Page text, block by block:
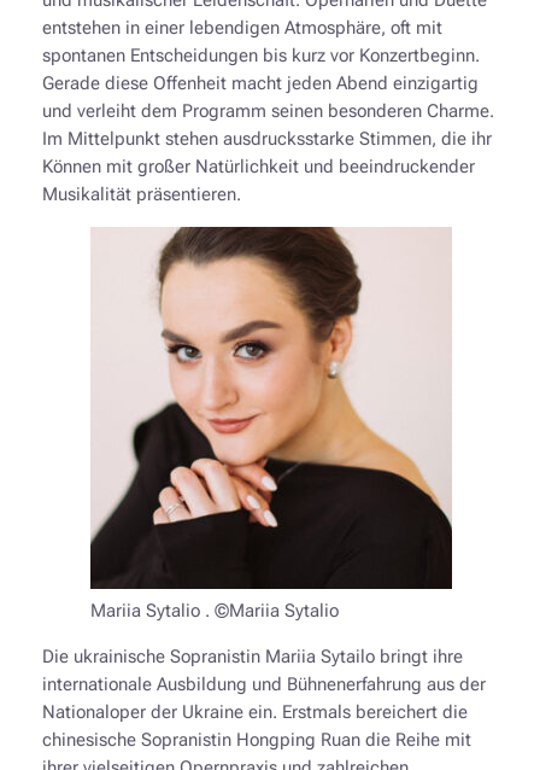
entstehen in einer lebendigen Atmosphäre, oft mit
spontanen Entscheidungen bis kurz vor Konzertbeginn.
Gerade diese Offenheit macht jeden Abend einzigartig
und verleiht dem Programm seinen besonderen Charme.
Im Mittelpunkt stehen ausdrucksstarke Stimmen, die ihr
Können mit großer Natürlichkeit und beeindruckender
Musikalität präsentieren.
Mariia Sytalio . ©Mariia Sytalio
Die ukrainische Sopranistin Mariia Sytailo bringt ihre
internationale Ausbildung und Bühnenerfahrung aus der
Nationaloper der Ukraine ein. Erstmals bereichert die
chinesische Sopranistin Hongping Ruan die Reihe mit